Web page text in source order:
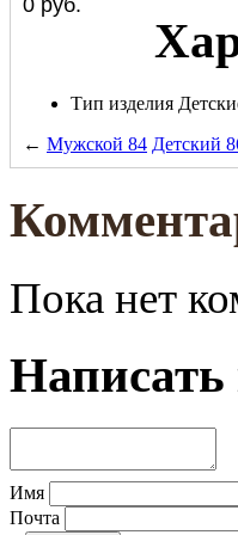
0 руб.
Тип изделия
← Мужской 84 Детский
Пока нет
Имя
Почта